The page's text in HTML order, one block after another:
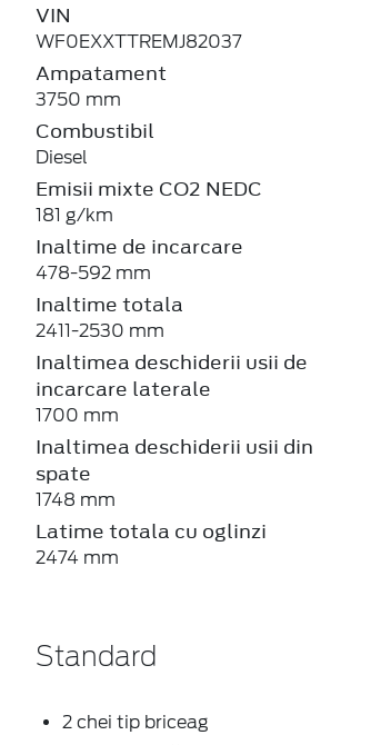
VIN
WF0EXXTTREMJ82037
Ampatament
3750 mm
Combustibil
Diesel
Emisii mixte CO2 NEDC
181 g/km
Inaltime de incarcare
478-592 mm
Inaltime totala
2411-2530 mm
Inaltimea deschiderii usii de
incarcare laterale
1700 mm
Inaltimea deschiderii usii din
spate
1748 mm
Latime totala cu oglinzi
2474 mm
Standard
2 chei tip briceag